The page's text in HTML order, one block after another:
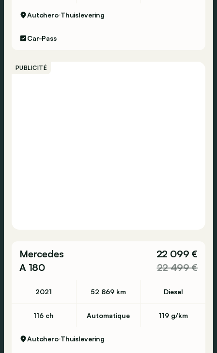
Autohero Thuislevering
Car-Pass
PUBLICITÉ
Mercedes
A 180
22 099 €
22 499 €
2021 52 869 km Diesel
116 ch Automatique 119 g/km
Autohero Thuislevering